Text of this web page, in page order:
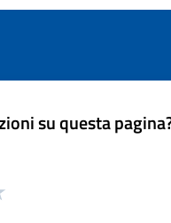
su questa